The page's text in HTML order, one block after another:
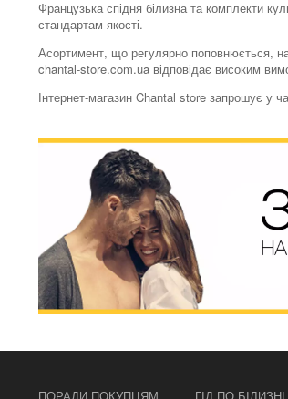
Французька спідня білизна та комплекти
стандартам якості.
Асортимент, що регулярно поповнюється,
chantal-store.com.ua відповідає високим
Інтернет-магазин Chantal store запрошує у